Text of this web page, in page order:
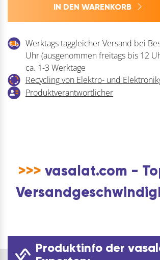
IN DEN WARENKORB
Werktags taggleicher Versand bei
Uhr (ausgenommen freitags bis 12
ca. 1-3 Werktage
Recycling von Elektro- und
Produktverantwortlicher
>>> vasalat.com -
Produktinfo der